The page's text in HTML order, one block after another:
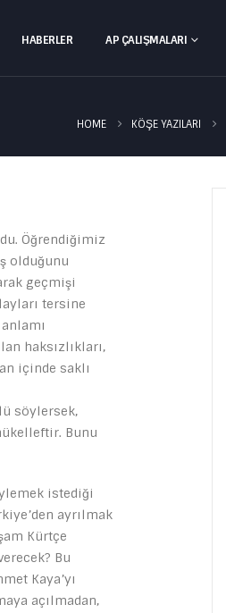
HABERLER AP ÇALIŞMALARI
HOME KÖŞE YAZILARI
Öğrendiğimiz
olduğunu
geçmişi
tersine
haksızlıkları,
içinde saklı
söylersek,
Bunu
istediği
ayrılmak
Kürtçe
Bu
Kaya’yı
açılmadan,